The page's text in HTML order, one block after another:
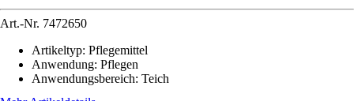
Art.-Nr. 7472650
Artikeltyp: Pflegemittel
Anwendung: Pflegen
Anwendungsbereich: Teich